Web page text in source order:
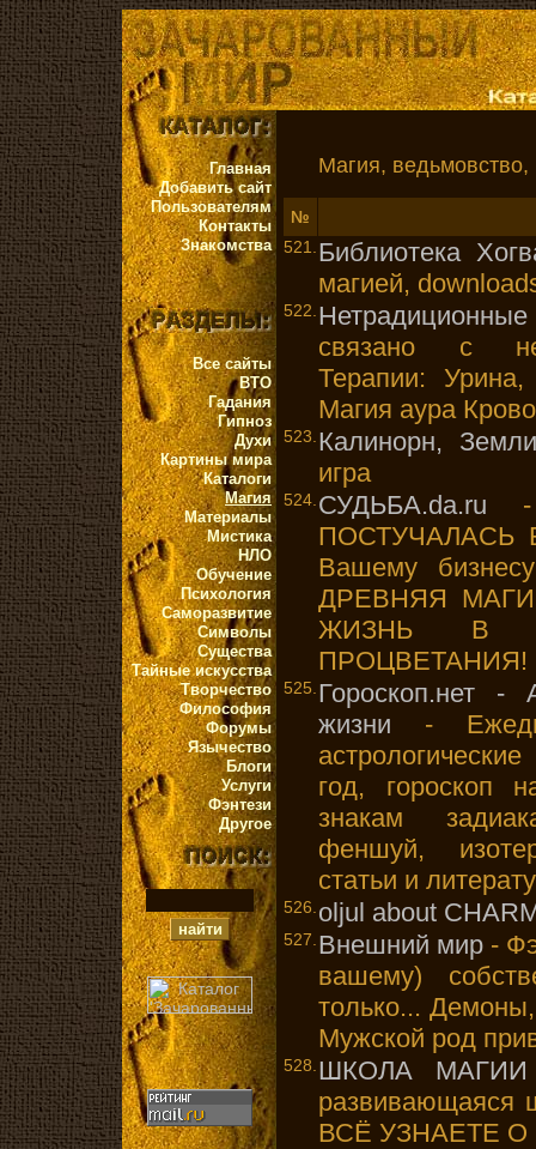
Главная
Добавить сайт
Пользователям
Контакты
Знакомства
Все сайты
ВТО
Гадания
Гипноз
Духи
Картины мира
Каталоги
Магия
Материалы
Мистика
НЛО
Обучение
Психология
Саморазвитие
Символы
Существа
Тайные искусства
Творчество
Философия
Форумы
Язычество
Блоги
Услуги
Фэнтези
Другое
Магия, ведьмовство,
№
521. Библиотека
магией,
522.
связано с
Терапии:
Магия аура
523. Калинорн,
игра
524. СУДЬБА.da.ru -
ПОСТУЧАЛАСЬ
Вашему
ДРЕВНЯЯ
ЖИЗНЬ В
ПРОЦВЕТАНИЯ!
525. Гороскоп.нет -
жизни -
год, гороскоп
знакам
феншуй,
статьи и
526. oljul about
527. Внешний мир -
вашему)
только...
Мужской род
528. ШКОЛА
ВСЁ УЗНАЕТЕ